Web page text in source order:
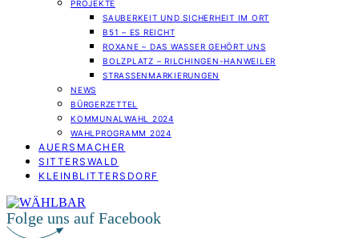
PROJEKTE
SAUBERKEIT UND SICHERHEIT IM ORT
B51 – ES REICHT
ROXANE – DAS WASSER GEHÖRT UNS
BOLZPLATZ – RILCHINGEN-HANWEILER
STRASSENMARKIERUNGEN
NEWS
BÜRGERZETTEL
KOMMUNALWAHL 2024
WAHLPROGRAMM 2024
AUERSMACHER
SITTERSWALD
KLEINBLITTERSDORF
Folge uns auf Facebook